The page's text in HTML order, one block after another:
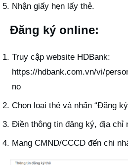
Nhận giấy hẹn lấy thẻ.
Đăng ký online:
Truy cập website HDBank:
https://hdbank.com.vn/vi/
no
Chọn loại thẻ và nhấn “Đăng
Điền thông tin đăng ký, địa chỉ
Mang CMND/CCCD đến chi